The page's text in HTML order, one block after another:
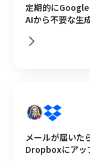
定期的に
AIから不要な生
メールが届いた
Dropboxにアッ